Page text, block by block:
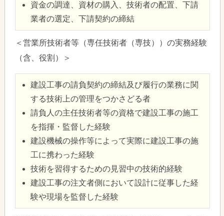
資金の調達、資材の購入、技術者の配置、下請
業者の選定、下請契約の締結
＜営業所技術者等（専任技術者（専技））の実務経験
（含、役割）＞
建設工事の請負契約の締結及び履行の業務に関
する技術上の管理をつかさどる者
請負人の主任技術者等の資格で建設工事の施工
を指揮・監督した経験
建設機械の操作等によって実際に建設工事の施
工に携わった経験
技術を習得するための見習中の技術的経験
建設工事の注文者側において設計に従事した経
験や現場を監督した経験